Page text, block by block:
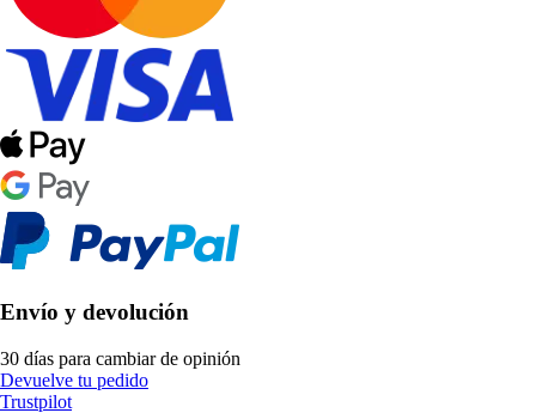
Envío y devolución
30 días para cambiar de opinión
Devuelve tu pedido
Trustpilot